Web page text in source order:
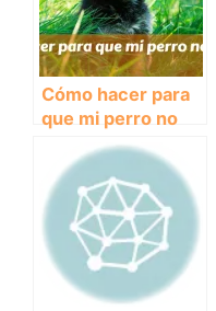
Cómo hacer para
que mi perro no
muerda